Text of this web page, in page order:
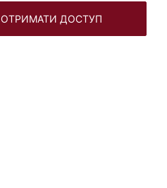
ОТРИМАТИ ДОСТУП